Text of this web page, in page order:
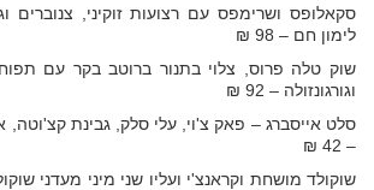
סקאלופס ושרימפס עם רצועות זוקיני, צנוברים
לימון חם – 98 ₪
שוק טלה פרוס, צלוי בתנור ברוטב בקר עם
וגורגונזולה – 92 ₪
סלט אייסברג – פאק צ'וי, עלי סלק, גבינת קצ'וטה,
– 42 ₪
שוקולד מושחת וקראנצ'י ועליו שני מיני מעדני